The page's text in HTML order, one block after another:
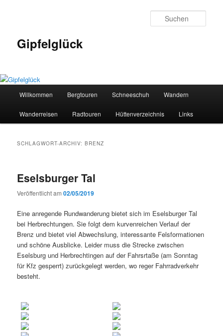
Gipfelglück
Willkommen Bergtouren Schneeschuh Wandern
Wanderreisen Radtouren Hüttenverzeichnis Links
SCHLAGWORT-ARCHIV:BRENZ
Eselsburger Tal
Veröffentlicht am02/05/2019
Eine anregende Rundwanderung bietet sich im Eselsburger Tal
bei Herbrechtungen. Sie folgt dem kurvenreichen Verlauf der
Brenz und bietet viel Abwechslung, interessante Felsformationen
und schöne Ausblicke. Leider muss die Strecke zwischen
Eselsburg und Herbrechtingen auf der Fahrsrtaße (am Sonntag
für Kfz gesperrt) zurückgelegt werden, wo reger Fahrradverkehr
besteht.